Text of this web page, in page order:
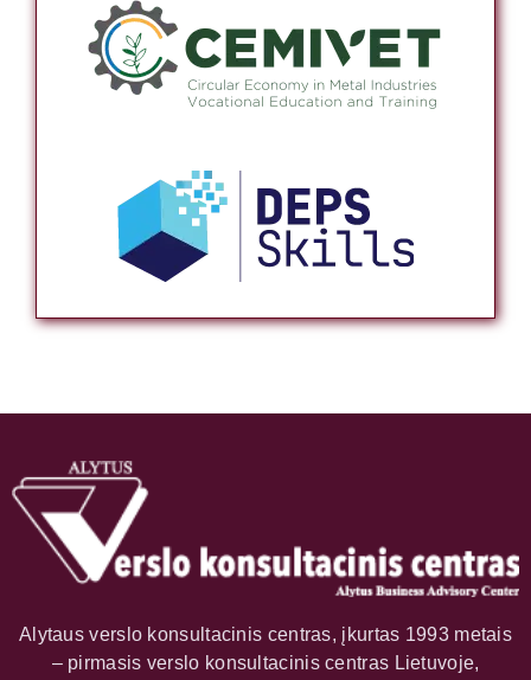
Alytaus verslo konsultacinis centras, įkurtas 1993 metais
– pirmasis verslo konsultacinis centras Lietuvoje,